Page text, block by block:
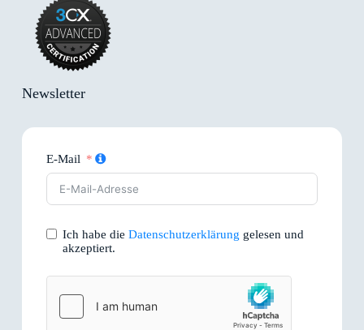
Newsletter
E-Mail
Ich habe die Datenschutzerklärung gelesen und
akzeptiert.